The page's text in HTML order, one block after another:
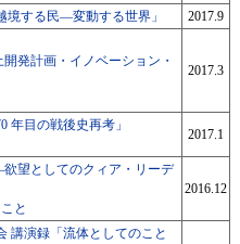
境する民―変動する世界」 2017.9
発計画・イノベーション・
2017.3
年目の戦後史再考」
2017.1
望としてのクィア・リーデ
と
2016.12
講演録「流体としてのこと